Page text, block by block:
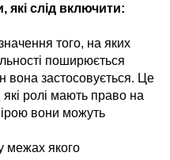
які слід включити:
того, на яких
поширюється
вона застосовується. Це
ролі мають право на
вони можуть
межах якого